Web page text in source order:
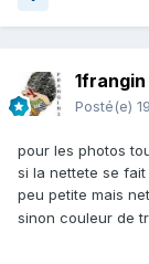
1frangin
Posté(e)
pour les photos
si la nettete se
peu petite mais
sinon couleur de